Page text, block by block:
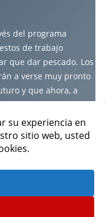
del programa
de trabajo
que dar pescado. Los
a verse muy pronto
y que ahora, a
consiguen labrarse
el camino, pero
iniciativa sirva de
pueden convivir